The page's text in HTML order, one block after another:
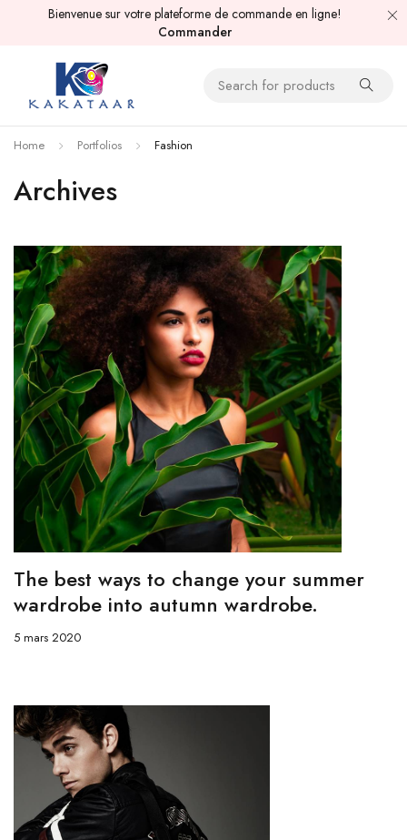
Bienvenue sur votre plateforme de commande en ligne!
Commander
Archives
Home Portfolios Fashion
The best ways to change your summer
wardrobe into autumn wardrobe.
5 mars 2020